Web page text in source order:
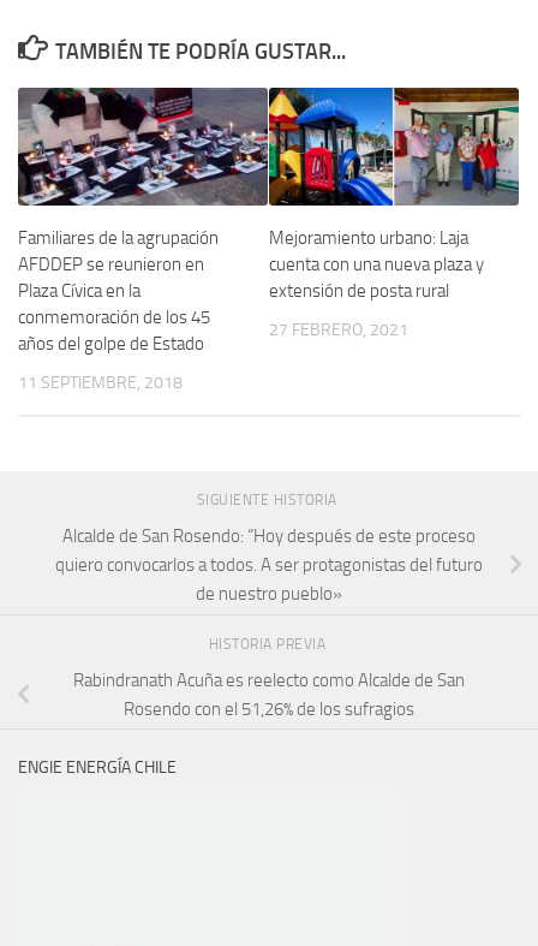
TAMBIÉN TE PODRÍA GUSTAR...
Familiares de la agrupación
AFDDEP se reunieron en
Plaza Cívica en la
conmemoración de los 45
años del golpe de Estado
11 SEPTIEMBRE, 2018
Mejoramiento urbano: Laja
cuenta con una nueva plaza y
extensión de posta rural
27 FEBRERO, 2021
SIGUIENTE HISTORIA
Alcalde de San Rosendo: “Hoy después de este proceso
quiero convocarlos a todos. A ser protagonistas del futuro
de nuestro pueblo»
HISTORIA PREVIA
Rabindranath Acuña es reelecto como Alcalde de San
Rosendo con el 51,26% de los sufragios
ENGIE ENERGÍA CHILE